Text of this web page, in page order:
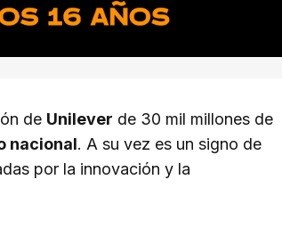
de Unilever de 30 mil millones de
nacional. A su vez es un signo de
por la innovación y la